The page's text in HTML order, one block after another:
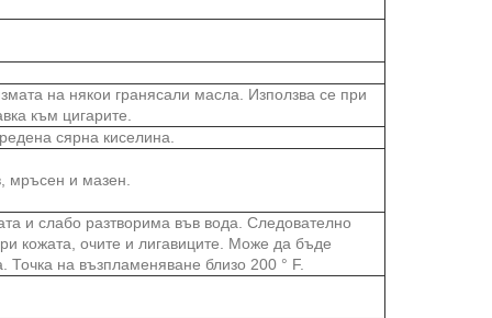
на някои гранясали масла. Използва се при
към цигарите.
сярна киселина.
мръсен и мазен.
и слабо разтворима във вода. Следователно
кожата, очите и лигавиците. Може да бъде
на възпламеняване близо 200 ° F.